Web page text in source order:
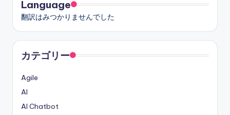
Language
翻訳はみつかりませんでした
カテゴリー
Agile
AI
AI Chatbot